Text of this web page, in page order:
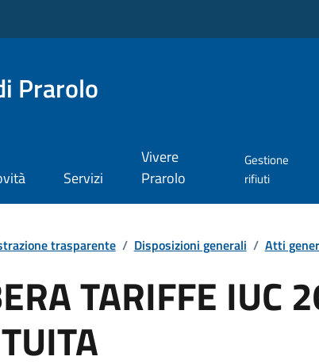
Prarolo
Servizi
Vivere
Prarolo
Gestione
rifiuti
trasparente / Disposizioni generali / Atti
TARIFFE IUC